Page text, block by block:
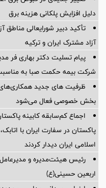
دلیل افزایش پلکانی هزینه برق
تأکید دبیر شورایعالی مناطق
آزاد مشترک ایران و ترکیه
پیام تسلیت دکتر بهاری فر
شرکت بیمه حکمت صبا به
ظرفیت های جدید همکاری‌های
بخش خصوصی فعال می‌شود
اجماع کم‌سابقه کابینه
پاکستان در سفارت ایران با
اسلامی ایران دیدار کردند
رئیس هیئت‌مدیره و
اربعین حسینی(ع)